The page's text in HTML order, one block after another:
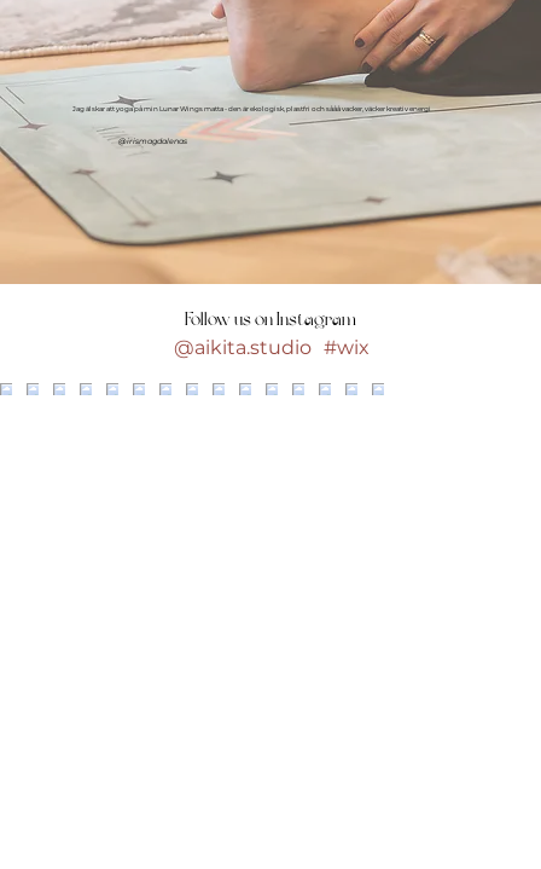
Jag älskar att yoga på min Lunar Wings matta - den är ekologisk, plastfri och sååå vacker, väcker kreativ energi
@irismagdalenas
Follow us on Instagram
#wix
@aikita.studio